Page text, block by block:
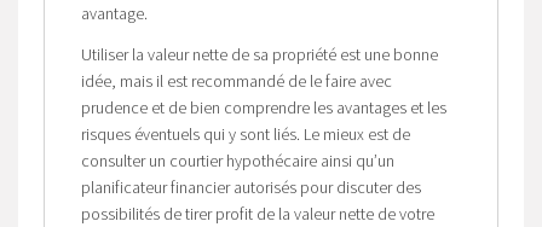
avantage.
Utiliser la valeur nette de sa propriété est une bonne
idée, mais il est recommandé de le faire avec
prudence et de bien comprendre les avantages et les
risques éventuels qui y sont liés. Le mieux est de
consulter un courtier hypothécaire ainsi qu’un
planificateur financier autorisés pour discuter des
possibilités de tirer profit de la valeur nette de votre